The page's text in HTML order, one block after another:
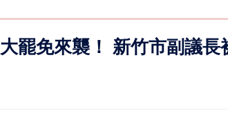
大罷免來襲！ 新竹市副議